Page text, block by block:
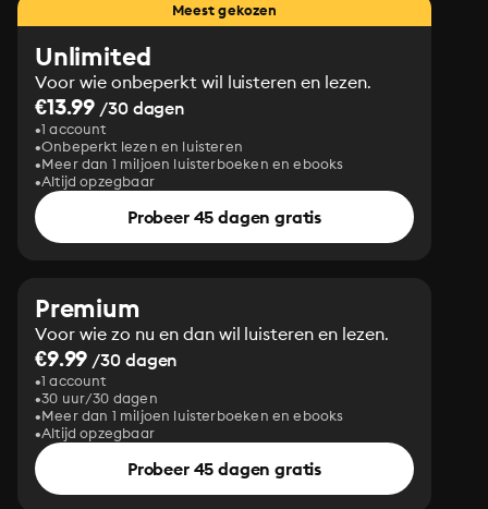
Meest gekozen
Unlimited
Voor wie onbeperkt wil luisteren en lezen.
€13.99 /30 dagen
1 account
Onbeperkt lezen en luisteren
Meer dan 1 miljoen luisterboeken en ebooks
Altijd opzegbaar
Probeer 45 dagen gratis
Premium
Voor wie zo nu en dan wil luisteren en lezen.
€9.99 /30 dagen
1 account
30 uur/30 dagen
Meer dan 1 miljoen luisterboeken en ebooks
Altijd opzegbaar
Probeer 45 dagen gratis